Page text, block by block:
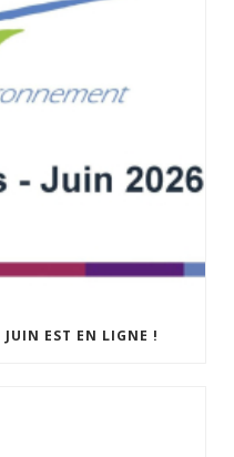
JUIN EST EN LIGNE !